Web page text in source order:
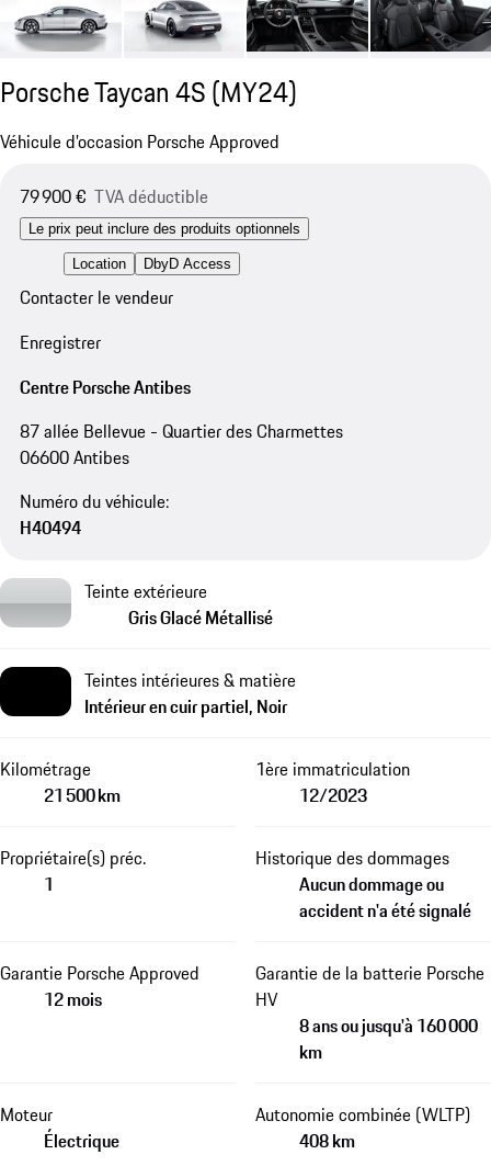
Porsche Taycan 4S (MY24)
Véhicule d’occasion Porsche Approved
79 900 € TVA déductible
Le prix peut inclure des produits optionnels
Location DbyD Access
Contacter le vendeur
Enregistrer
Centre Porsche Antibes
87 allée Bellevue - Quartier des Charmettes
06600 Antibes
Numéro du véhicule:
H40494
Teinte extérieure
Gris Glacé Métallisé
Teintes intérieures & matière
Intérieur en cuir partiel, Noir
Kilométrage
21 500 km
1ère immatriculation
12/2023
Propriétaire(s) préc.
1
Historique des dommages
Aucun dommage ou
accident n'a été signalé
Garantie Porsche Approved
12 mois
Garantie de la batterie Porsche
HV
8 ans ou jusqu'à 160 000
km
Moteur
Électrique
Autonomie combinée (WLTP)
408 km